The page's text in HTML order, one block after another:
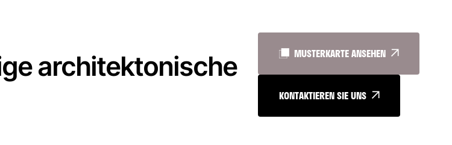
architektonische
MUSTERKARTE ANSEHEN
KONTAKTIEREN SIE UNS